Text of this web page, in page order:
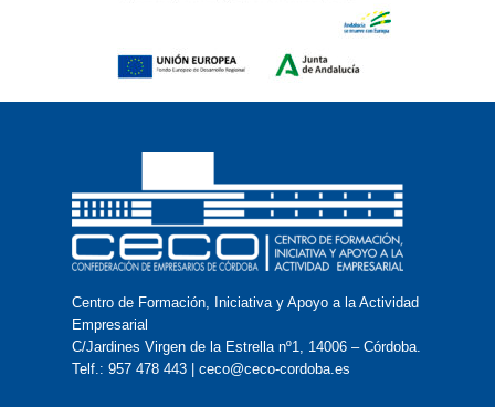
Centro de Formación, Iniciativa y Apoyo a la Actividad
Empresarial
C/Jardines Virgen de la Estrella nº1, 14006 – Córdoba.
Telf.: 957 478 443 | ceco@ceco-cordoba.es